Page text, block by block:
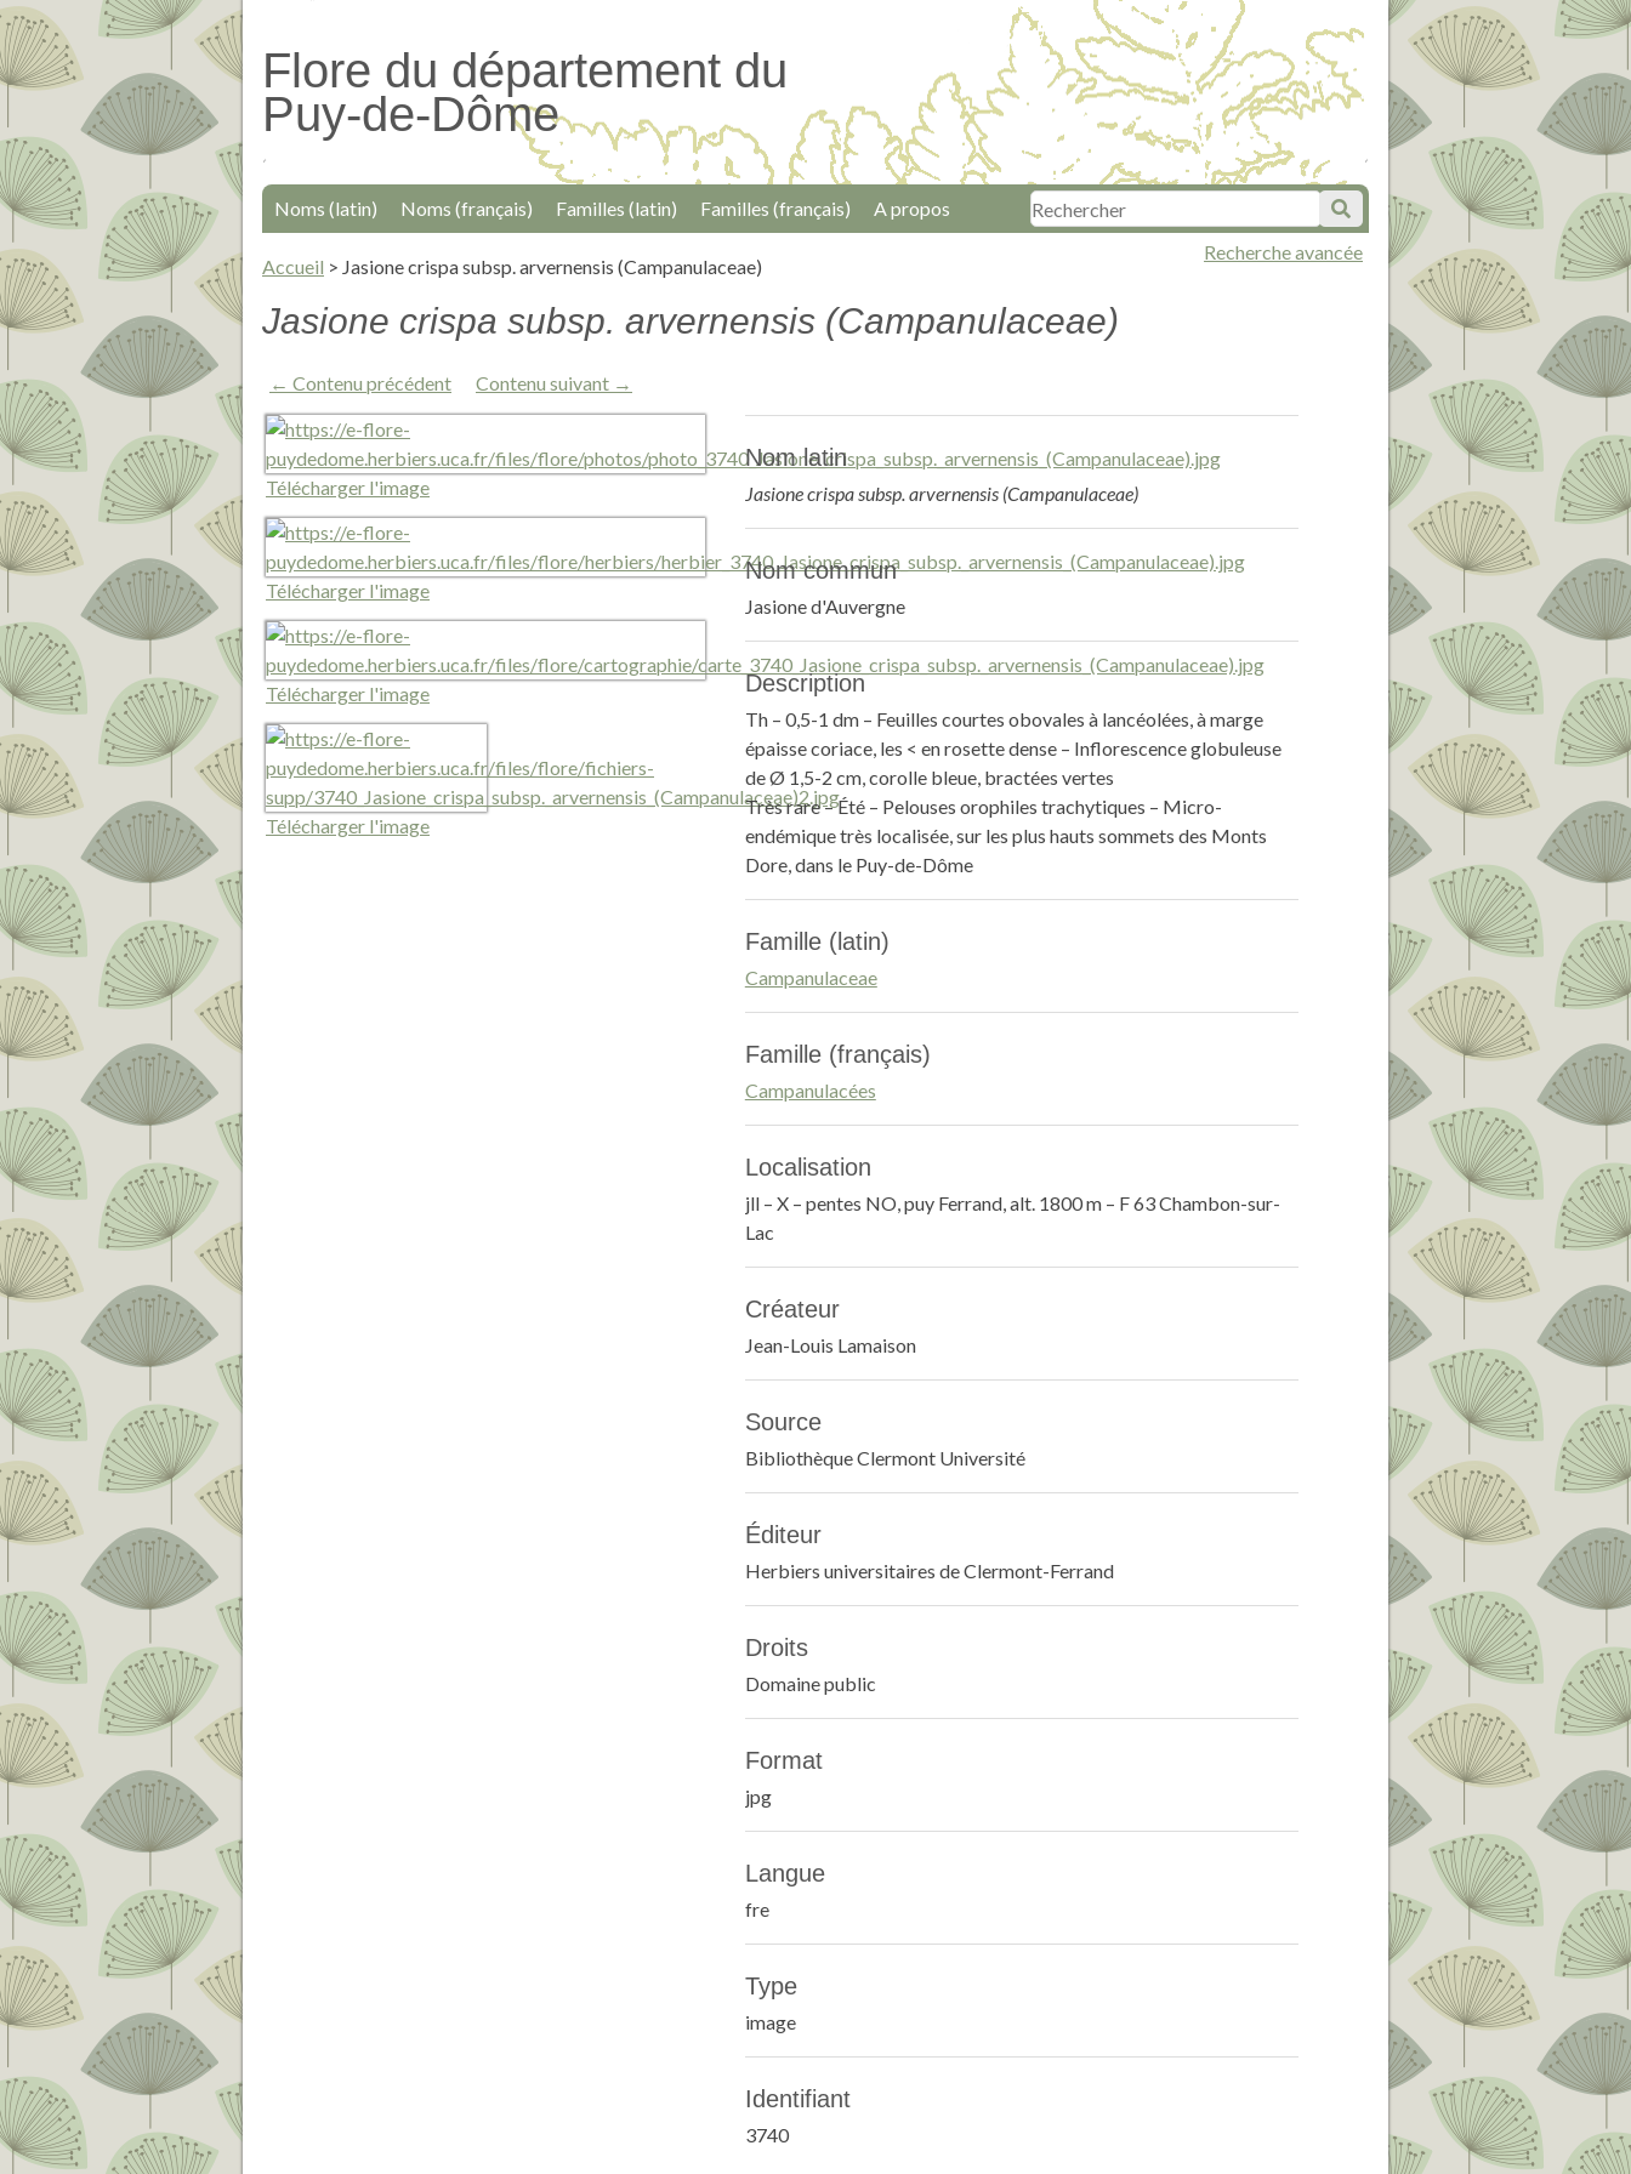
Passer
au
contenu
Flore du département du
Puy-de-Dôme
Recherche avancée
Noms (latin) Noms (français) Familles (latin) Familles (français) A propos
Accueil > Jasione crispa subsp. arvernensis (Campanulaceae)
Jasione crispa subsp. arvernensis (Campanulaceae)
← Contenu précédent Contenu suivant →
Télécharger l'image
Télécharger l'image
Télécharger l'image
Télécharger l'image
Nom latin
Jasione crispa subsp. arvernensis (Campanulaceae)
Nom commun
Jasione d'Auvergne
Description
Th – 0,5-1 dm – Feuilles courtes obovales à lancéolées, à marge
épaisse coriace, les < en rosette dense – Inflorescence globuleuse
de Ø 1,5-2 cm, corolle bleue, bractées vertes
Très rare – Été – Pelouses orophiles trachytiques – Micro-
endémique très localisée, sur les plus hauts sommets des Monts
Dore, dans le Puy-de-Dôme
Famille (latin)
Campanulaceae
Famille (français)
Campanulacées
Localisation
jll – X – pentes NO, puy Ferrand, alt. 1800 m – F 63 Chambon-sur-
Lac
Créateur
Jean-Louis Lamaison
Source
Bibliothèque Clermont Université
Éditeur
Herbiers universitaires de Clermont-Ferrand
Droits
Domaine public
Format
jpg
Langue
fre
Type
image
Identifiant
3740